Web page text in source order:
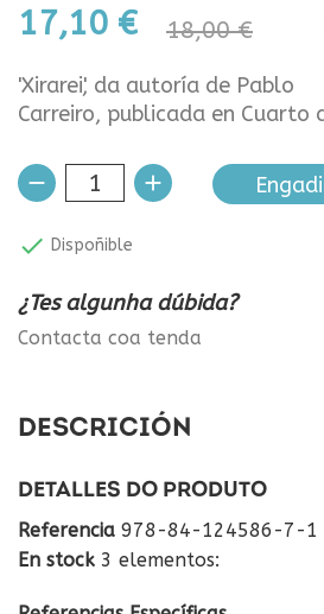
17,10 € 18,00 €
'Xirarei', da autoría de Pablo
Carreiro, publicada en Cuarto
 Dispoñible
¿Tes algunha dúbida?
Contacta coa tenda
DESCRICIÓN
DETALLES DO PRODUTO
Referencia 978-84-124586-7-1
En stock 3 elementos: